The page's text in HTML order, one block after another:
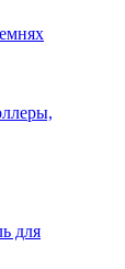
для